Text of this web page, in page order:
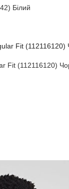
Білий
Fit (112116120)